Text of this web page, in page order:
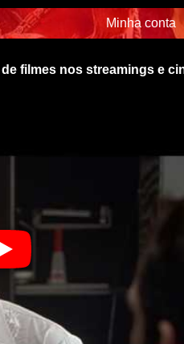
Minha conta
filmes nos streamings e